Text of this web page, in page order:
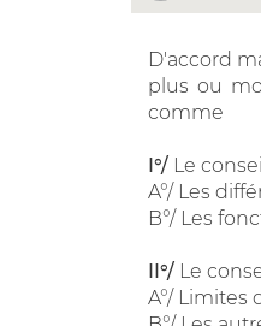
D'accord
plus ou
comme
I°/ Le
A°/ Les
B°/ Les
II°/Le
A°/ Limites